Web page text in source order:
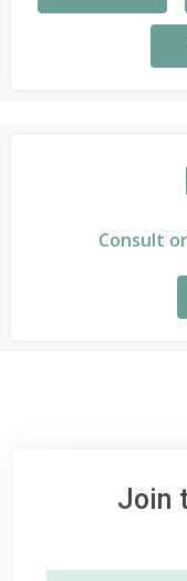
Consult
Join